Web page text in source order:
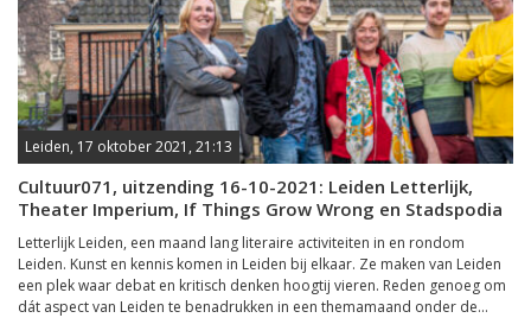
Leiden, 17 oktober 2021, 21:13
Cultuur071, uitzending 16-10-2021: Leiden Letterlijk,
Theater Imperium, If Things Grow Wrong en Stadspodia
Letterlijk Leiden, een maand lang literaire activiteiten in en rondom
Leiden. Kunst en kennis komen in Leiden bij elkaar. Ze maken van Leiden
een plek waar debat en kritisch denken hoogtij vieren. Reden genoeg om
dát aspect van Leiden te benadrukken in een themamaand onder de...